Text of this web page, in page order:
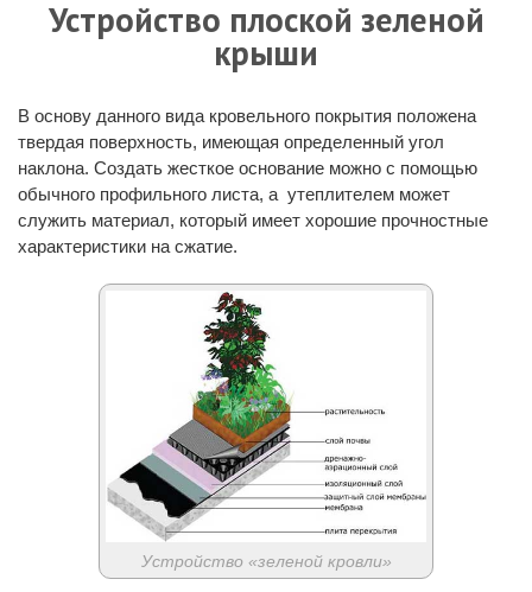
Устройство плоской зеленой
крыши
В основу данного вида кровельного покрытия положена
твердая поверхность, имеющая определенный угол
наклона. Создать жесткое основание можно с помощью
обычного профильного листа, а утеплителем может
служить материал, который имеет хорошие прочностные
характеристики на сжатие.
Устройство «зеленой кровли»